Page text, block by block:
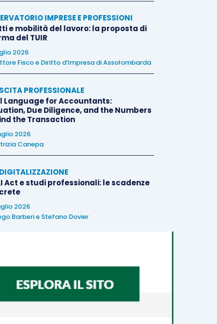
IMPRESE E PROFESSIONI
e mobilità del lavoro: la proposta di
del TUIR
2026
Fisco e Diritto d’Impresa di Assolombarda
PROFESSIONALE
Language for Accountants:
Due Diligence, and the Numbers
the Transaction
2026
Canepa
Act e studi professionali: le scadenze
2026
Barberie Stefano Dovier